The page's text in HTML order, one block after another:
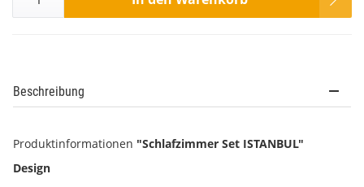
Beschreibung
Produktinformationen "Schlafzimmer Set ISTANBUL"
Design